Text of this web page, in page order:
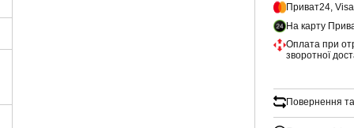
Приват24,
На карту
Оплата при
зворотної
Повернення